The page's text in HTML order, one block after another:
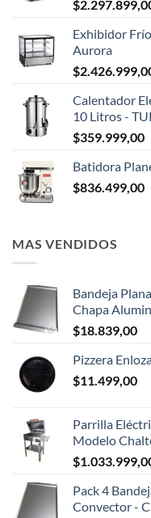
$
Exhibidor
Aurora
$
Calentador
10 Litros -
$359.999,00
Batidora
$836.499,00
MAS VENDIDOS
Bandeja
Chapa
$18.839,00
Pizzera
$11.499,00
Parrilla
Modelo
$
Pack 4
Convector -